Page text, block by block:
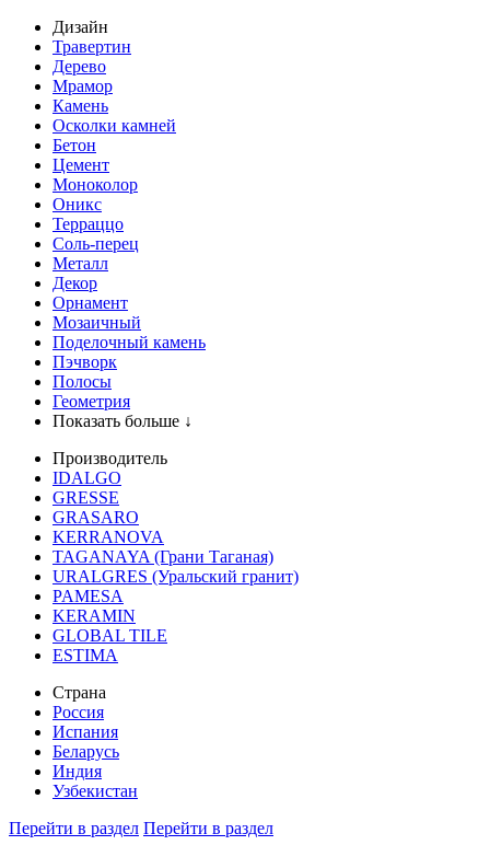
Дизайн
Травертин
Дерево
Мрамор
Камень
Осколки камней
Бетон
Цемент
Моноколор
Оникс
Терраццо
Соль-перец
Металл
Декор
Орнамент
Мозаичный
Поделочный камень
Пэчворк
Полосы
Геометрия
Показать больше ↓
Производитель
IDALGO
GRESSE
GRASARO
KERRANOVA
TAGANAYA (Грани Таганая)
URALGRES (Уральский гранит)
PAMESA
KERAMIN
GLOBAL TILE
ESTIMA
Страна
Россия
Испания
Беларусь
Индия
Узбекистан
Перейти в раздел Перейти в раздел